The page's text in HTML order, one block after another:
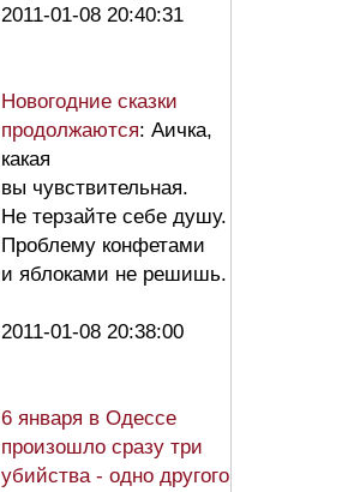
2011-01-08 20:40:31
Новогодние сказки
продолжаются: Аичка,
какая
вы чувствительная.
Не терзайте себе душу.
Проблему конфетами
и яблоками не решишь.
2011-01-08 20:38:00
6 января в Одессе
произошло сразу три
убийства - одно другого